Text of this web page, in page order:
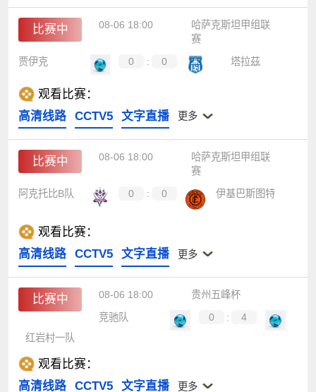
比赛中 08-06 18:00
哈萨克斯坦甲组联
赛
贾伊克
0 : 0 塔拉茲
观看比赛：
高清线路
CCTV5 文字直播 更多
比赛中 08-06 18:00
哈萨克斯坦甲组联
赛
阿克托比B队
0 : 0 伊基巴斯图特
观看比赛：
高清线路
CCTV5 文字直播 更多
比赛中 08-06 18:00
贵州五峰杯
竞驰队
0 :
4
红岩村一队
观看比赛：
高清线路
CCTV5 文字直播 更多